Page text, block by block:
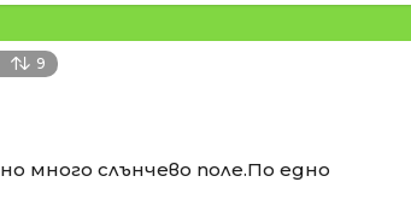
9
много слънчево поле.По едно